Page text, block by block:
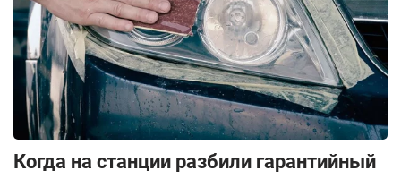
Когда на станции разбили гарантийный